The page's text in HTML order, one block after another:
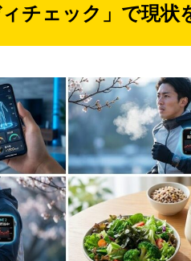
チェック」で現状